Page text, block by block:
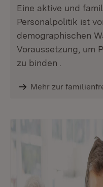
Eine aktive und
Personalpolitik ist
demographischen
Voraussetzung, um
zu binden .
Mehr zur